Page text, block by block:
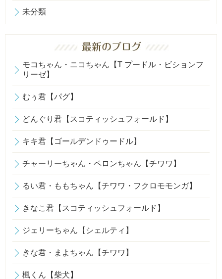
未分類
モコちゃん・ニコちゃん【T プードル・ビションフ
リーゼ】
むぅ君【パグ】
どんぐり君【スコティッシュフォールド】
キキ君【ゴールデンドゥードル】
チャーリーちゃん・ペロンちゃん【チワワ】
るい君・ももちゃん【チワワ・フクロモモンガ】
きなこ君【スコティッシュフォールド】
ジェリーちゃん【シェルティ】
きな君・まよちゃん【チワワ】
楓くん【柴犬】